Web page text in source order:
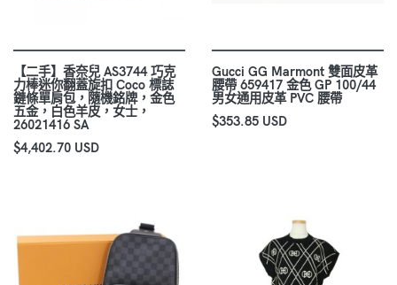
【二手】香奈兒 AS3744 巧克
力棒迷你翻蓋旋扣 Coco 標誌
鏈條單肩包，隨機銘牌，金色
五金，白色羊皮，女士，
26021416 SA
$4,402.70 USD
Gucci GG Marmont 雙面皮革
腰帶 659417 金色 GP 100/44
男女通用皮革 PVC 腰帶
$353.85 USD